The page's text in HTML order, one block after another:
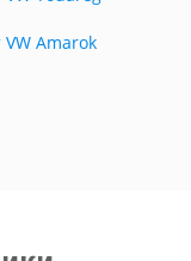
Amarok